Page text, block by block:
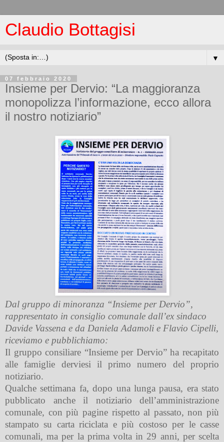
Claudio Bottagisi
▼
07 febbraio 2020
Insieme per Dervio: “La maggioranza
monopolizza l’informazione, ecco allora
il nostro notiziario”
Dal gruppo di minoranza “Insieme per Dervio”,
rappresentato in consiglio comunale dall’ex sindaco
Davide Vassena e da Daniela Adamoli e Flavio Cipelli,
riceviamo e pubblichiamo:
Il gruppo consiliare “Insieme per Dervio” ha recapitato
alle famiglie derviesi il primo numero del proprio
notiziario.
Qualche settimana fa, dopo una lunga pausa, era stato
pubblicato anche il notiziario dell’amministrazione
comunale, con più pagine rispetto al passato, non più
stampato su carta riciclata e più costoso per le casse
comunali, ma per la prima volta in 29 anni, per scelta